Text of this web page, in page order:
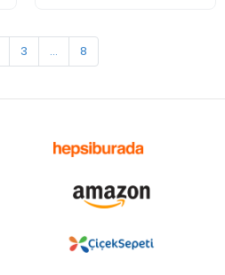
3 ... 8